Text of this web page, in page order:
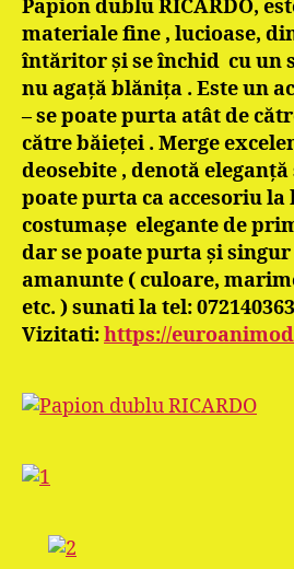
Papion dublu RICARDO,
materiale fine , lucioase,
întăritor şi se închid cu un
nu agaţă blăniţa . Este un
– se poate purta atât de
către băieţei . Merge
deosebite , denotă
poate purta ca accesoriu la
costumaşe elegante de
dar se poate purta şi singur
amanunte ( culoare,
etc. ) sunati la tel:
Vizitati:https://